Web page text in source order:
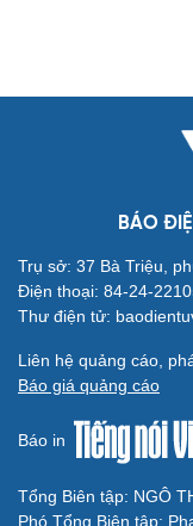
tương tác, hiệu quả
BÁO